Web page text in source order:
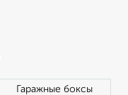
Гаражные боксы